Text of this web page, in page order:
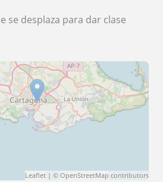
se desplaza para dar clase
Leaflet | © OpenStreetMap contributors